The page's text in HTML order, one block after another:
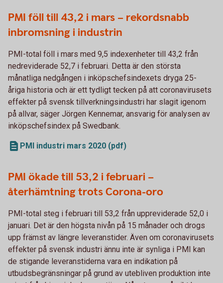
PMI föll till 43,2 i mars – rekordsnabb
inbromsning i industrin
PMI-total föll i mars med 9,5 indexenheter till 43,2 från
nedreviderade 52,7 i februari. Detta är den största
månatliga nedgången i inköpschefsindexets dryga 25-
åriga historia och är ett tydligt tecken på att coronavirusets
effekter på svensk tillverkningsindustri har slagit igenom
på allvar, säger Jörgen Kennemar, ansvarig för analysen av
inköpschefsindex på Swedbank.
PMI industri mars 2020 (pdf)
PMI ökade till 53,2 i februari –
återhämtning trots Corona-oro
PMI-total steg i februari till 53,2 från uppreviderade 52,0 i
januari. Det är den högsta nivån på 15 månader och drogs
upp främst av längre leveranstider. Även om coronavirusets
effekter på svensk industri ännu inte är synliga i PMI kan
de stigande leveranstiderna vara en indikation på
utbudsbegränsningar på grund av utebliven produktion inte